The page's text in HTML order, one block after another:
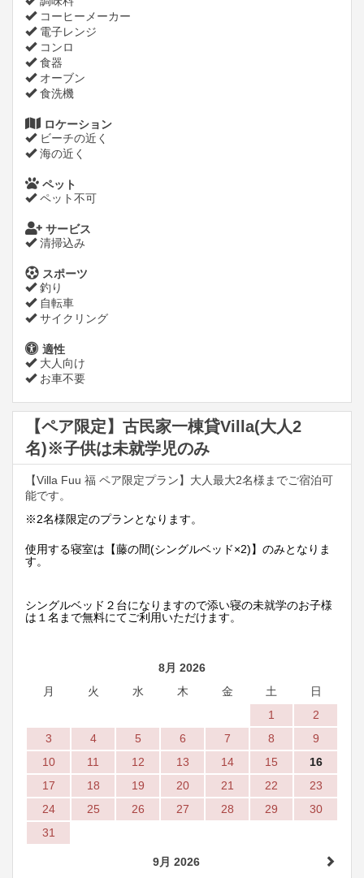
コーヒーメーカー
電子レンジ
コンロ
食器
オーブン
食洗機
ロケーション
ビーチの近く
海の近く
ペット
ペット不可
サービス
清掃込み
スポーツ
釣り
自転車
サイクリング
適性
大人向け
お車不要
【ペア限定】古民家一棟貸Villa(大人2
名)※子供は未就学児のみ
【Villa Fuu 福 ペア限定プラン】大人最大2名様までご宿泊可
能です。
※2名様限定のプランとなります。
使用する寝室は【藤の間(シングルベッド×2)】 のみとなりま
す。
シングルベッド２台になりますので添い寝の未就学のお子様
は１名まで無料にてご利用いただけます。
8月 2026
月
火 水 木 金 土
日
1
2
3
4 5 6 7 8
9
10
11 12 13 14 15
16
17
18 19 20 21 22
23
24
25 26 27 28 29
30
31
9月 2026